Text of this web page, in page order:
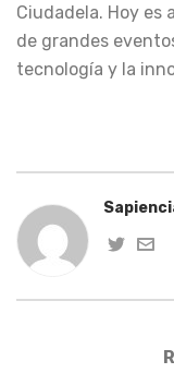
Ciudadela. Hoy es
de grandes
tecnología y la